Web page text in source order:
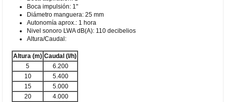
Boca impulsión: 1"
Diámetro manguera: 25 mm
Autonomía aprox.: 1 hora
Nivel sonoro LWA dB(A): 110 decibelios
Altura/Caudal:
Altura (m) Caudal (l/h)
5
6.200
10
5.400
15
5.000
20
4.000